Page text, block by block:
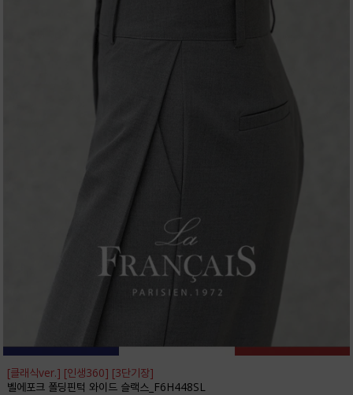
[클래식ver.] [인생360] [3단기장]
벨에포크 폴딩핀턱 와이드 슬랙스_F6H448SL